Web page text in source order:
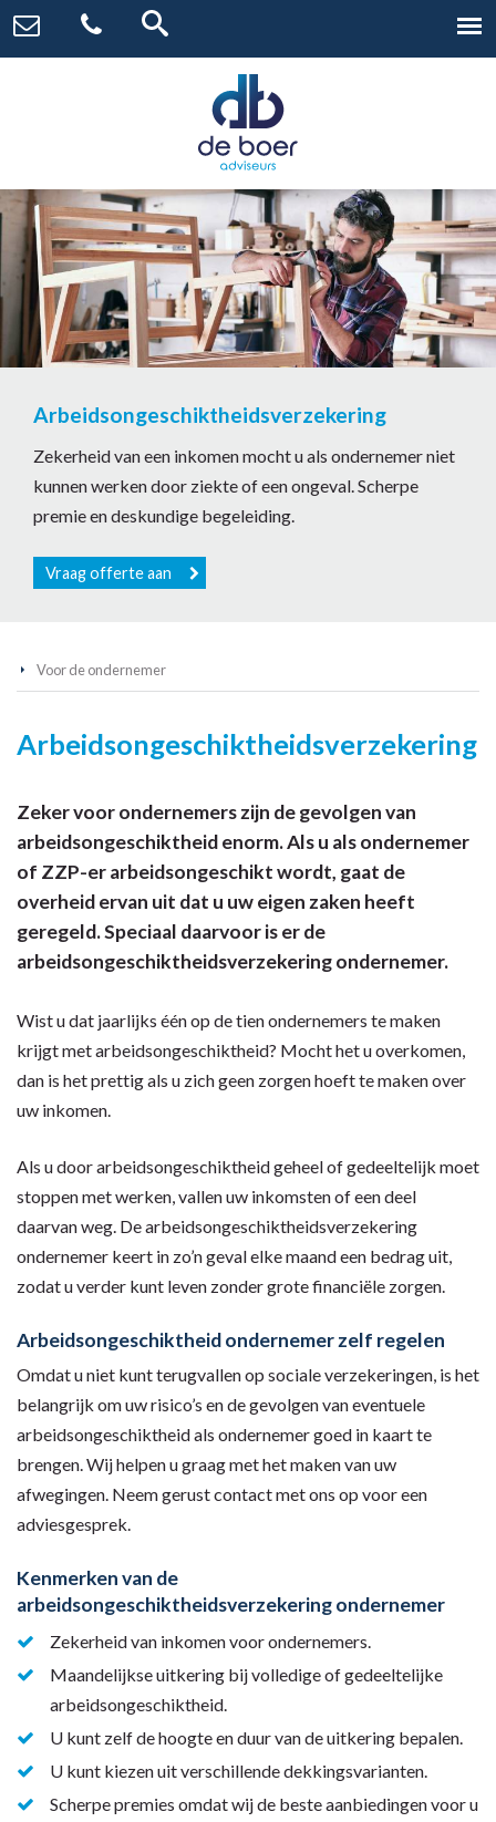
Arbeidsongeschiktheidsverzekering
Zekerheid van een inkomen mocht u als ondernemer niet
kunnen werken door ziekte of een ongeval. Scherpe
premie en deskundige begeleiding.
Vraag offerte aan
Voor de ondernemer
Arbeidsongeschiktheidsverzekering
Zeker voor ondernemers zijn de gevolgen van
arbeidsongeschiktheid enorm. Als u als ondernemer
of ZZP-er arbeidsongeschikt wordt, gaat de
overheid ervan uit dat u uw eigen zaken heeft
geregeld. Speciaal daarvoor is er de
arbeidsongeschiktheidsverzekering ondernemer.
Wist u dat jaarlijks één op de tien ondernemers te maken
krijgt met arbeidsongeschiktheid? Mocht het u overkomen,
dan is het prettig als u zich geen zorgen hoeft te maken over
uw inkomen.
Als u door arbeidsongeschiktheid geheel of gedeeltelijk moet
stoppen met werken, vallen uw inkomsten of een deel
daarvan weg. De arbeidsongeschiktheidsverzekering
ondernemer keert in zo’n geval elke maand een bedrag uit,
zodat u verder kunt leven zonder grote financiële zorgen.
Arbeidsongeschiktheid ondernemer zelf regelen
Omdat u niet kunt terugvallen op sociale verzekeringen, is het
belangrijk om uw risico’s en de gevolgen van eventuele
arbeidsongeschiktheid als ondernemer goed in kaart te
brengen. Wij helpen u graag met het maken van uw
afwegingen. Neem gerust contact met ons op voor een
adviesgesprek.
Kenmerken van de
arbeidsongeschiktheidsverzekering ondernemer
Zekerheid van inkomen voor ondernemers.
Maandelijkse uitkering bij volledige of gedeeltelijke
arbeidsongeschiktheid.
U kunt zelf de hoogte en duur van de uitkering bepalen.
U kunt kiezen uit verschillende dekkingsvarianten.
Scherpe premies omdat wij de beste aanbiedingen voor u